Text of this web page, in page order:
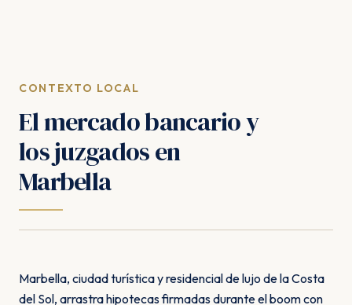
CONTEXTO LOCAL
El mercado bancario y
los juzgados en
Marbella
Marbella, ciudad turística y residencial de lujo de la Costa
del Sol, arrastra hipotecas firmadas durante el boom con